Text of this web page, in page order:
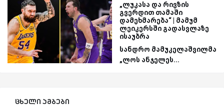
„ლუკასა და რივზის
გვერდით თამაში
დამეხმარება“ | მამუმ
ლეიკერსში გადასვლაზე
ისაუბრა
სანდრო მამუკელაშვილმა
„ლოს ანჯელეს...
ცხელი ამბები